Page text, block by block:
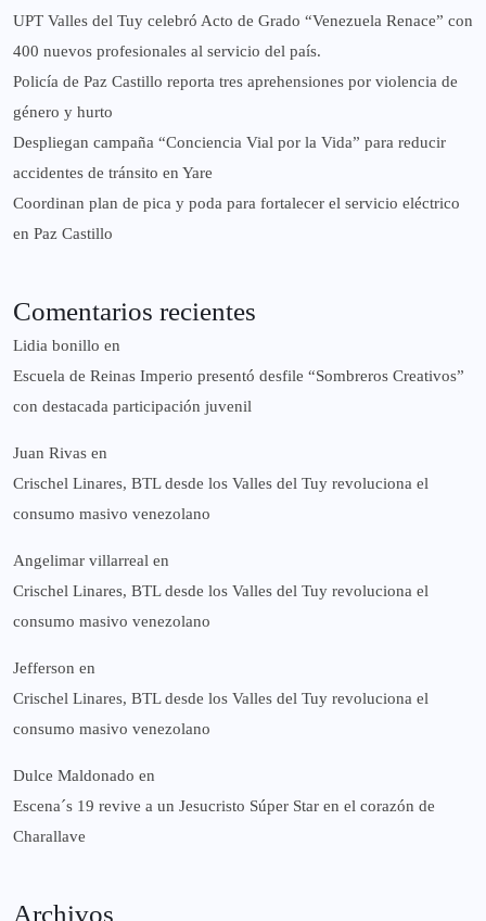
UPT Valles del Tuy celebró Acto de Grado “Venezuela Renace” con
400 nuevos profesionales al servicio del país.
‎Policía de Paz Castillo reporta tres aprehensiones por violencia de
género y hurto
‎Despliegan campaña “Conciencia Vial por la Vida” para reducir
accidentes de tránsito en Yare
Coordinan plan de pica y poda para fortalecer el servicio eléctrico
en Paz Castillo
Comentarios recientes
Lidia bonillo en
Escuela de Reinas Imperio presentó desfile “Sombreros Creativos”
con destacada participación juvenil
Juan Rivas en
Crischel Linares, BTL desde los Valles del Tuy revoluciona el
consumo masivo venezolano
Angelimar villarreal en
Crischel Linares, BTL desde los Valles del Tuy revoluciona el
consumo masivo venezolano
Jefferson en
Crischel Linares, BTL desde los Valles del Tuy revoluciona el
consumo masivo venezolano
Dulce Maldonado en
Escena´s 19 revive a un Jesucristo Súper Star en el corazón de
Charallave
Archivos